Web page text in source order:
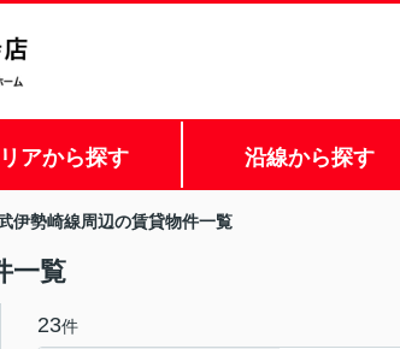
アから探す 沿線から探す
伊勢崎線周辺の賃貸物件一覧
一覧
23件